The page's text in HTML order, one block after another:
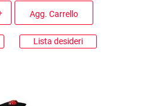
Agg. Carrello
Lista desideri